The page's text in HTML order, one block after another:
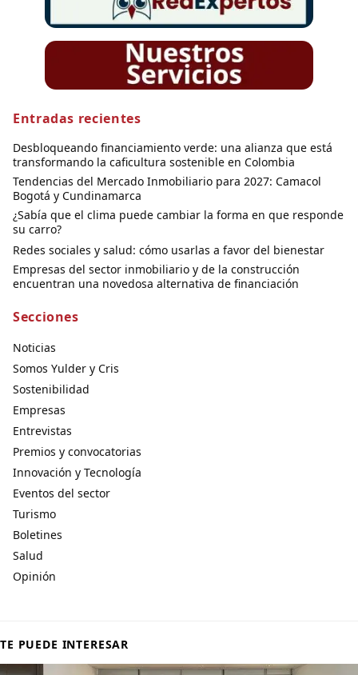
Entradas recientes
Desbloqueando financiamiento verde: una alianza que está
transformando la caficultura sostenible en Colombia
Tendencias del Mercado Inmobiliario para 2027: Camacol
Bogotá y Cundinamarca
¿Sabía que el clima puede cambiar la forma en que responde
su carro?
Redes sociales y salud: cómo usarlas a favor del bienestar
Empresas del sector inmobiliario y de la construcción
encuentran una novedosa alternativa de financiación
Secciones
Noticias
Somos Yulder y Cris
Sostenibilidad
Empresas
Entrevistas
Premios y convocatorias
Innovación y Tecnología
Eventos del sector
Turismo
Boletines
Salud
Opinión
TE PUEDE INTERESAR